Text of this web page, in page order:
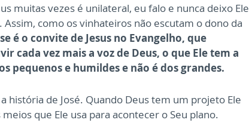
muitas vezes é unilateral, eu falo e nunca deixo Ele
como os vinhateiros não escutam o dono da
é o convite de Jesus no Evangelho, que
cada vez mais a voz de Deus, o que Ele tem a
pequenos e humildes e não é dos grandes.
história de José. Quando Deus tem um projeto Ele
que Ele usa para acontecer o Seu plano.